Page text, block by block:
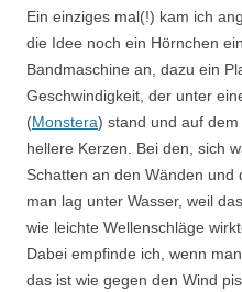
Ein einziges mal(!) kam ich
die Idee noch ein Hörnchen
Bandmaschine an, dazu ein
Geschwindigkeit, der unter
(Monstera) stand und auf
hellere Kerzen. Bei den, sich
Schatten an den Wänden und
man lag unter Wasser, weil
wie leichte Wellenschläge
Dabei empfinde ich, wenn
das ist wie gegen den Wind